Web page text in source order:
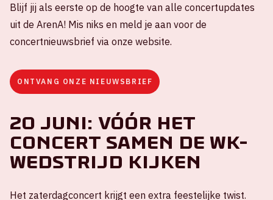
Blijf jij als eerste op de hoogte van alle concertupdates
uit de ArenA! Mis niks en meld je aan voor de
concertnieuwsbrief via onze website.
ONTVANG ONZE NIEUWSBRIEF
20 juni: vóór het
concert samen de WK-
wedstrijd kijken
Het zaterdagconcert krijgt een extra feestelijke twist.